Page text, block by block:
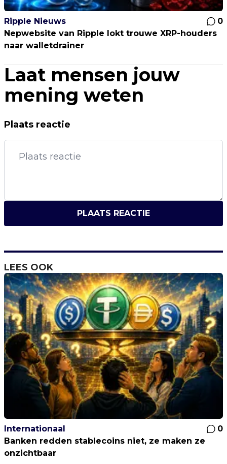
Ripple Nieuws
0
Nepwebsite van Ripple lokt trouwe XRP-houders
naar walletdrainer
Laat mensen jouw
mening weten
Plaats reactie
PLAATS REACTIE
LEES OOK
Internationaal
0
Banken redden stablecoins niet, ze maken ze
onzichtbaar